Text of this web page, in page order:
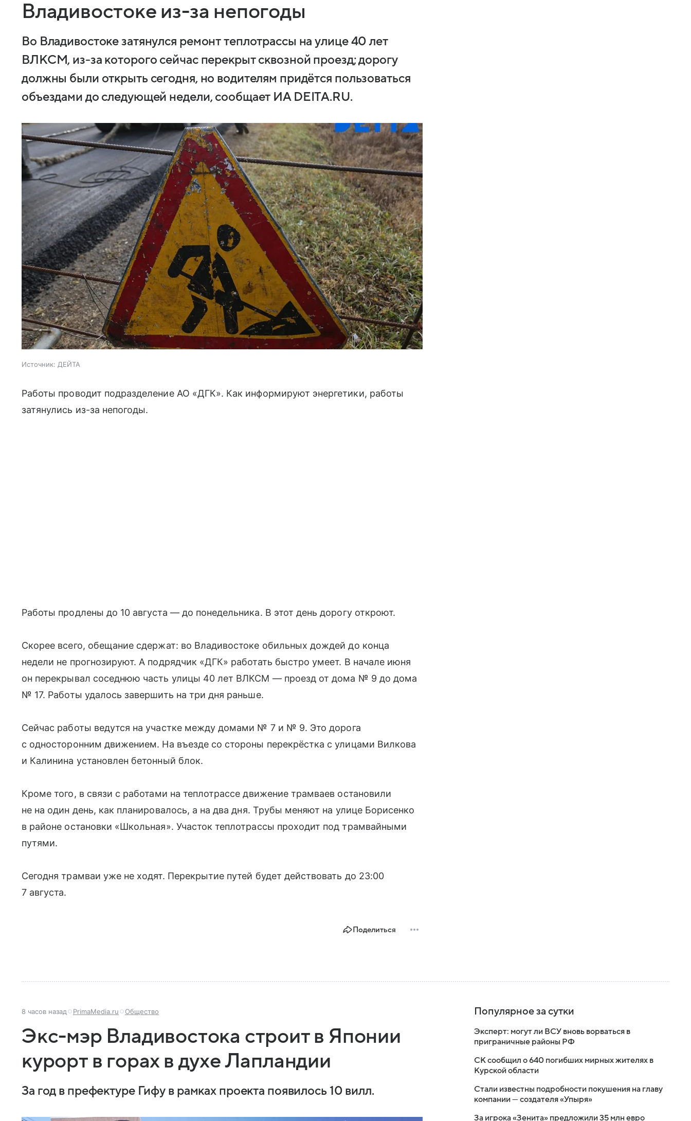
Владивостоке из-за непогоды
Во Владивостоке затянулся ремонт теплотрассы на улице 40 лет
ВЛКСМ, из-за которого сейчас перекрыт сквозной проезд; дорогу
должны были открыть сегодня, но водителям придётся пользоваться
объездами до следующей недели, сообщает ИА DEITA.RU.
Источник: ДЕЙТА
Работы проводит подразделение АО «ДГК». Как информируют энергетики, работы
затянулись из-за непогоды.
Работы продлены до 10 августа — до понедельника. В этот день дорогу откроют.
Скорее всего, обещание сдержат: во Владивостоке обильных дождей до конца
недели не прогнозируют. А подрядчик «ДГК» работать быстро умеет. В начале июня
он перекрывал соседнюю часть улицы 40 лет ВЛКСМ — проезд от дома № 9 до дома
№ 17. Работы удалось завершить на три дня раньше.
Сейчас работы ведутся на участке между домами № 7 и № 9. Это дорога
с односторонним движением. На въезде со стороны перекрёстка с улицами Вилкова
и Калинина установлен бетонный блок.
Кроме того, в связи с работами на теплотрассе движение трамваев остановили
не на один день, как планировалось, а на два дня. Трубы меняют на улице Борисенко
в районе остановки «Школьная». Участок теплотрассы проходит под трамвайными
путями.
Сегодня трамваи уже не ходят. Перекрытие путей будет действовать до 23:00
7 августа.
Поделиться
8 часов назад PrimaMedia.ru Общество
Экс-мэр Владивостока строит в Японии
курорт в горах в духе Лапландии
За год в префектуре Гифу в рамках проекта появилось 10 вилл.
Популярное за сутки
Эксперт: могут ли ВСУ вновь ворваться в
приграничные районы РФ
СК сообщил о 640 погибших мирных жителях в
Курской области
Стали известны подробности покушения на главу
компании — создателя «Упыря»
За игрока «Зенита» предложили 35 млн евро